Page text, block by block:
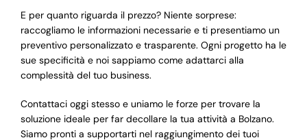
E per quanto riguarda il prezzo? Niente sorprese:
raccogliamo le informazioni necessarie e ti presentiamo un
preventivo personalizzato e trasparente. Ogni progetto ha le
sue specificità e noi sappiamo come adattarci alla
complessità del tuo business.
Contattaci oggi stesso e uniamo le forze per trovare la
soluzione ideale per far decollare la tua attività a Bolzano.
Siamo pronti a supportarti nel raggiungimento dei tuoi